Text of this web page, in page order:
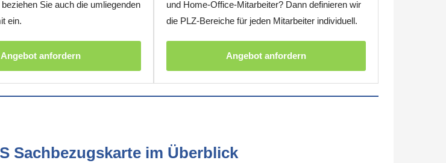
Sie auch die umliegenden
ein.
Angebot anfordern
und Home-Office-Mitarbeiter? Dann definieren wir
die PLZ-Bereiche für jeden Mitarbeiter individuell.
Angebot anfordern
Sachbezugskarte im Überblick